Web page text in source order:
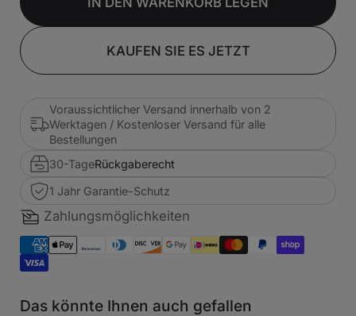
KAUFEN SIE ES JETZT
Voraussichtlicher Versand innerhalb von 2
Werktagen / Kostenloser Versand für alle
Bestellungen
30-TageRückgaberecht
1 Jahr Garantie-Schutz
Zahlungsmöglichkeiten
Das könnte Ihnen auch gefallen